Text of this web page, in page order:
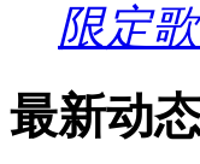
限定
最新动